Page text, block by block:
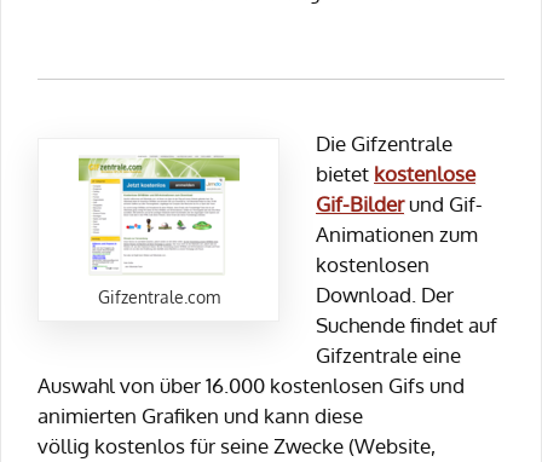
Gifzentrale.com
Die Gifzentrale
bietet kostenlose
Gif-Bilderund Gif-
Animationen zum
kostenlosen
Download. Der
Suchende findet auf
Gifzentrale eine
Auswahl von über 16.000 kostenlosen Gifs und
animierten Grafiken und kann diese
völlig kostenlos für seine Zwecke (Website,